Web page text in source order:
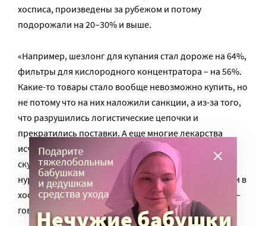
хосписа, произведены за рубежом и потому
подорожали на 20–30% и выше.
«Например, шезлонг для купания стал дороже на 64%,
фильтры для кислородного концентратора – на 56%.
Какие-то товары стало вообще невозможно купить, но
не потому что на них наложили санкции, а из-за того,
что разрушились логистические цепочки и
прекратились поставки. А еще многие лекарства
исчезли из-за того, что их массово про запас начали
скупать люди. Сейчас у нас проблема с закупкой
нурофена в сиропе – его просто нет в аптеках. А дети в
хосписе через трубочку едят, им таблетку не дашь», –
говорит Мониава.